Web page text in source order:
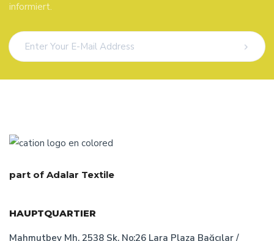
informiert.
part of Adalar Textile
HAUPTQUARTIER
Mahmutbey Mh. 2538 Sk. No:26 Lara Plaza Bağcılar /